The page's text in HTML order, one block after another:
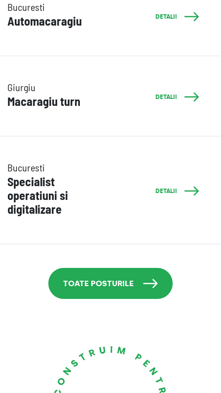
Bucuresti
Automacaragiu DETALII
Giurgiu
Macaragiu turn DETALII
Bucuresti
Specialist
operatiuni si
digitalizare
DETALII
TOATE POSTURILE